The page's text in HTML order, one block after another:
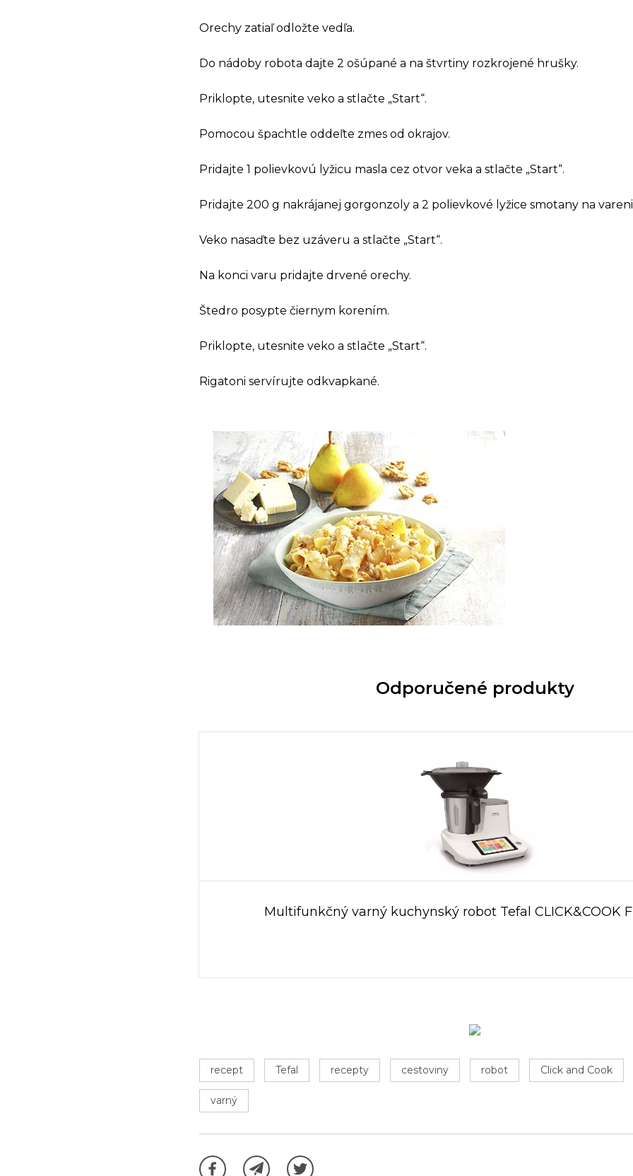
Orechy zatiaľ odložte vedľa.
Do nádoby robota dajte 2 ošúpané a na štvrtiny rozkrojené hrušky.
Priklopte, utesnite veko a stlačte „Start“.
Pomocou špachtle oddeľte zmes od okrajov.
Pridajte 1 polievkovú lyžicu masla cez otvor veka a stlačte „Start“.
Pridajte 200 g nakrájanej gorgonzoly a 2 polievkové lyžice smotany na
Veko nasaďte bez uzáveru a stlačte „Start“.
Na konci varu pridajte drvené orechy.
Štedro posypte čiernym korením.
Priklopte, utesnite veko a stlačte „Start“.
Rigatoni servírujte odkvapkané.
Odporučené produkty
Multifunkčný varný kuchynský robot Tefal CLICK&COOK
recept Tefal recepty cestoviny robot Click and Cook
varný